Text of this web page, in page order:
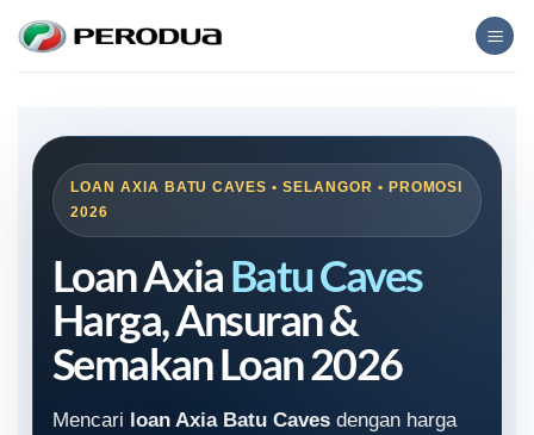
content
LOAN AXIA BATU CAVES • SELANGOR • PROMOSI
2026
Loan AxiaBatu Caves
Harga, Ansuran &
Semakan Loan 2026
Mencari loan Axia Batu Caves dengan harga